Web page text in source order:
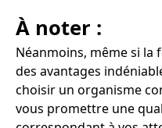
À noter :
Néanmoins, même si
des avantages
choisir un organisme
vous promettre une